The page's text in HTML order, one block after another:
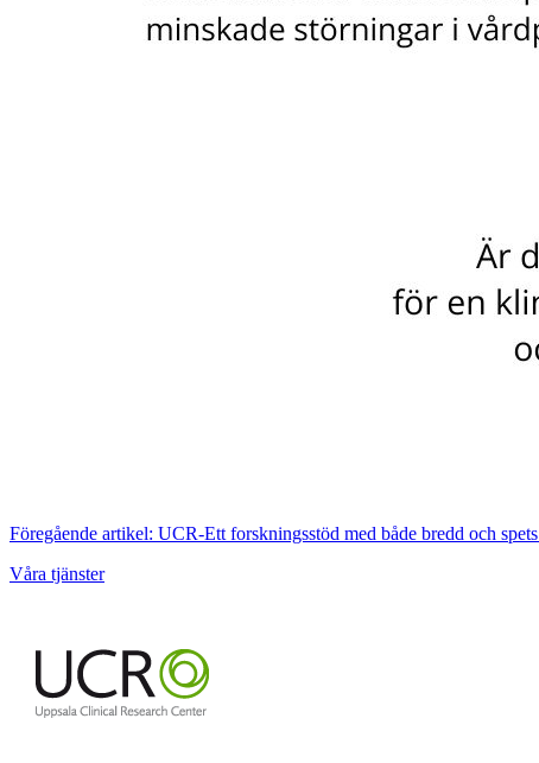
Föregående artikel: UCR-Ett forskningsstöd med både bredd och spets
Våra tjänster